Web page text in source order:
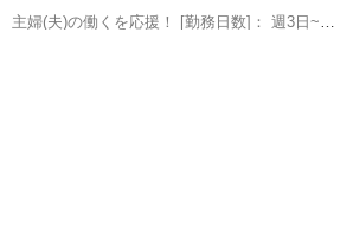
主婦(夫)の働くを応援！ [勤務日数]： 週3日~